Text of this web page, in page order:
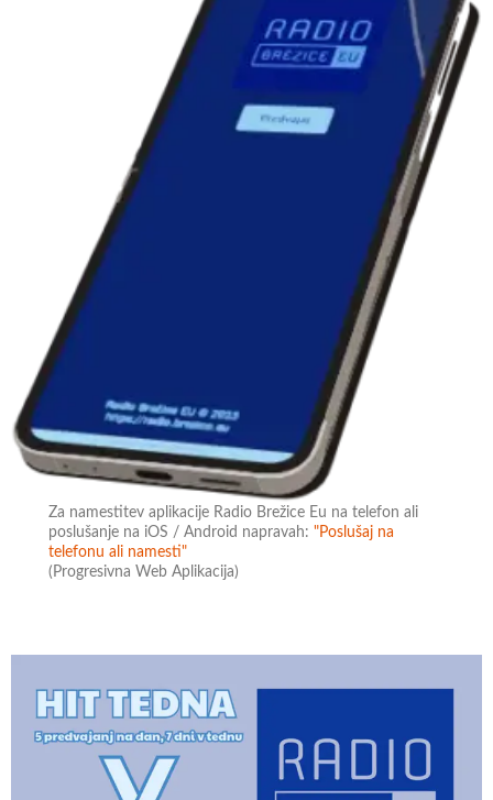
Za namestitev aplikacije Radio Brežice Eu na telefon ali
poslušanje na iOS / Android napravah:"Poslušaj na
telefonu ali namesti"
(Progresivna Web Aplikacija)